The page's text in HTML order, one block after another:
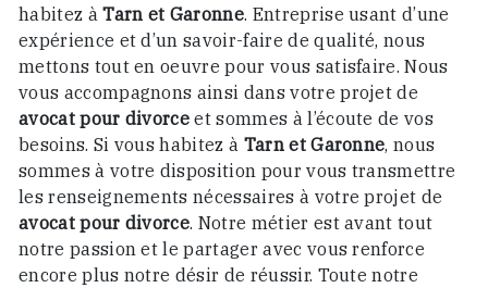
habitez àTarn et Garonne. Entreprise usant d’une
expérience et d’un savoir-faire de qualité, nous
mettons tout en oeuvre pour vous satisfaire. Nous
vous accompagnons ainsi dans votre projet de
avocat pour divorce et sommes à l’écoute de vos
besoins. Si vous habitez à Tarn et Garonne, nous
sommes à votre disposition pour vous transmettre
les renseignements nécessaires à votre projet de
avocat pour divorce. Notre métier est avant tout
notre passion et le partager avec vous renforce
encore plus notre désir de réussir. Toute notre